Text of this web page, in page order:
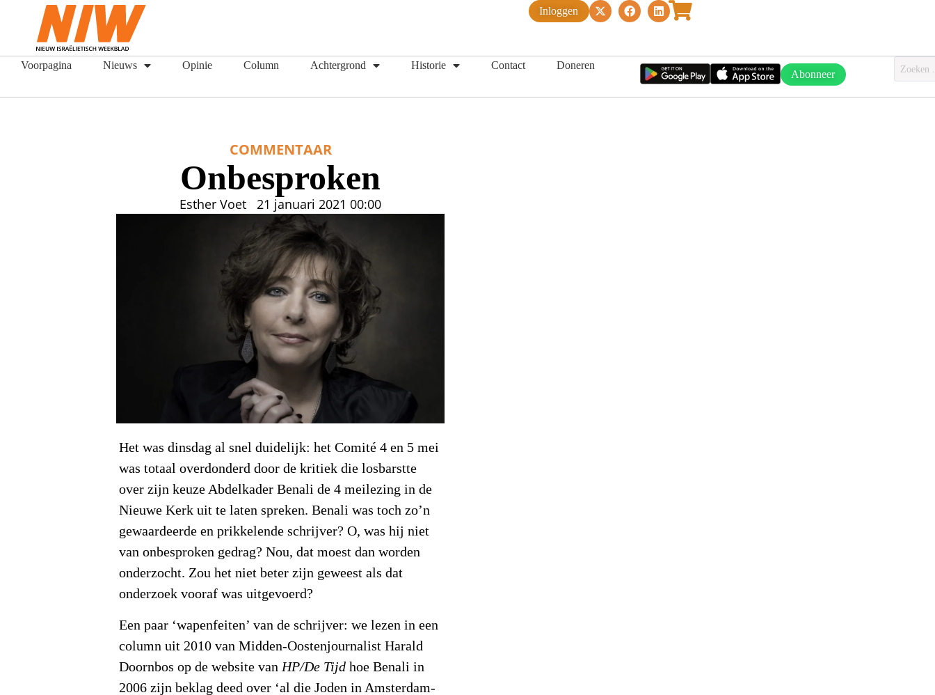
Inloggen
Voorpagina Nieuws Opinie Column Achtergrond Historie Contact Doneren
Abonneer
COMMENTAAR
Onbesproken
Esther Voet 21 januari 2021 00:00
Het was dinsdag al snel duidelijk: het Comité 4 en 5 mei
was totaal overdonderd door de kritiek die losbarstte
over zijn keuze Abdelkader Benali de 4 meilezing in de
Nieuwe Kerk uit te laten spreken. Benali was toch zo’n
gewaardeerde en prikkelende schrijver? O, was hij niet
van onbesproken gedrag? Nou, dat moest dan worden
onderzocht. Zou het niet beter zijn geweest als dat
onderzoek vooraf was uitgevoerd?
Een paar ‘wapenfeiten’ van de schrijver: we lezen in een
column uit 2010 van Midden-Oostenjournalist Harald
Doornbos op de website vanHP/De Tijd hoe Benali in
2006 zijn beklag deed over ‘al die Joden in Amsterdam-